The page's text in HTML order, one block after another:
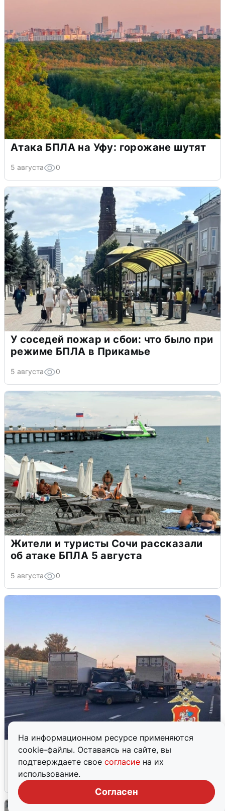
На информационном ресурсе применяются
cookie-файлы. Оставаясь на сайте, вы
подтверждаете свое согласие на их
использование.
Согласен
Атака БПЛА на Уфу: горожане шутят
5 августа 0
У соседей пожар и сбои: что было при
режиме БПЛА в Прикамье
5 августа 0
Жители и туристы Сочи рассказали
об атаке БПЛА 5 августа
5 августа 0
Пять машин столкнулись на
Дмитровском шоссе в Подмосковье
4 августа 0